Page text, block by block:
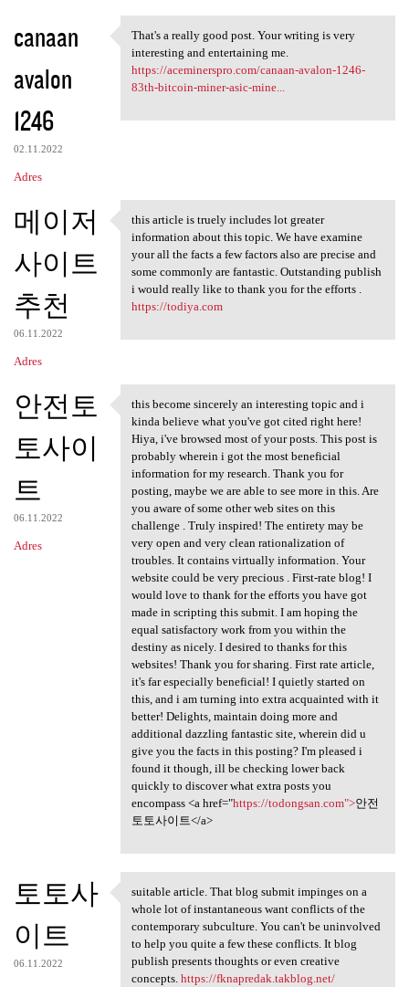
canaan
avalon
1246
02.11.2022
Adres
That's a really good post.
That's a really good post. Your writing is very
interesting and entertaining me.
https://aceminerspro.com/canaan-avalon-1246-
83th-bitcoin-miner-asic-mine...
메이저
사이트
추천
06.11.2022
Adres
this article is truely
this article is truely includes lot greater
information about this topic. We have examine
your all the facts a few factors also are precise and
some commonly are fantastic. Outstanding publish
i would really like to thank you for the efforts .
https://todiya.com
안전토
토사이
트
06.11.2022
Adres
this become sincerely an
this become sincerely an interesting topic and i
kinda believe what you've got cited right here!
Hiya, i've browsed most of your posts. This post is
probably wherein i got the most beneficial
information for my research. Thank you for
posting, maybe we are able to see more in this. Are
you aware of some other web sites on this
challenge . Truly inspired! The entirety may be
very open and very clean rationalization of
troubles. It contains virtually information. Your
website could be very precious . First-rate blog! I
would love to thank for the efforts you have got
made in scripting this submit. I am hoping the
equal satisfactory work from you within the
destiny as nicely. I desired to thanks for this
websites! Thank you for sharing. First rate article,
it's far especially beneficial! I quietly started on
this, and i am turning into extra acquainted with it
better! Delights, maintain doing more and
additional dazzling fantastic site, wherein did u
give you the facts in this posting? I'm pleased i
found it though, ill be checking lower back
quickly to discover what extra posts you
encompass <a href="https://todongsan.com">안전
토토사이트</a>
토토사
이트
06.11.2022
suitable article. That blog
suitable article. That blog submit impinges on a
whole lot of instantaneous want conflicts of the
contemporary subculture. You can't be uninvolved
to help you quite a few these conflicts. It blog
publish presents thoughts or even creative
concepts. https://fknapredak.takblog.net/